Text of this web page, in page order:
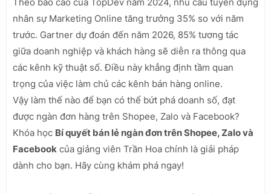
nhân sự Marketing Online tăng trưởng 35% so với năm
trước. Gartner dự đoán đến năm 2026, 85% tương tác
giữa doanh nghiệp và khách hàng sẽ diễn ra thông qua
các kênh kỹ thuật số. Điều này khẳng định tầm quan
trọng của việc làm chủ các kênh bán hàng online.
Vậy làm thế nào để bạn có thể bứt phá doanh số, đạt
được ngàn đơn hàng trên Shopee, Zalo và Facebook?
Khóa học Bí quyết bán lẻ ngàn đơn trên Shopee, Zalo và
Facebook của giảng viên Trần Hoa chính là giải pháp
dành cho bạn. Hãy cùng khám phá ngay!